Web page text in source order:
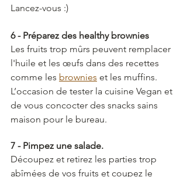
Lancez-vous :)
6 - Préparez des healthy brownies
Les fruits trop mûrs peuvent remplacer
l'huile et les œufs dans des recettes
comme les brownies et les muffins.
L’occasion de tester la cuisine Vegan et
de vous concocter des snacks sains
maison pour le bureau.
7 - Pimpez une salade.
Découpez et retirez les parties trop
abîmées de vos fruits et coupez le